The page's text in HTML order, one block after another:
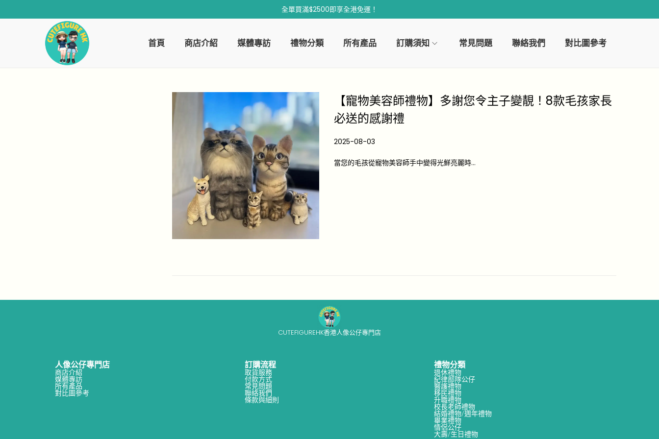
全單買滿$2500即享全港免運！
首頁 商店介紹 媒體專訪 禮物分類 所有產品 訂購須知 常見問題 聯絡我們 對比圖參考
【寵物美容師禮物】多謝您令主子變靚！8款毛孩家長
必送的感謝禮
P
s
2025-08-03
2
當您的毛孩從寵物美容師手中變得光鮮亮麗時…
CUTEFIGUREHK香港人像公仔專門店
人像公仔專門店
商店介紹
媒體專訪
所有產品
對比圖參考
訂購流程
取貨服務
付款方式
常見問題
聯絡我們
條款與細則
禮物分類
退休禮物
紀律部隊公仔
醫護禮物
移民禮物
升職禮物
校長老師禮物
結婚禮物/週年禮物
畢業禮物
情侶公仔
大壽/生日禮物